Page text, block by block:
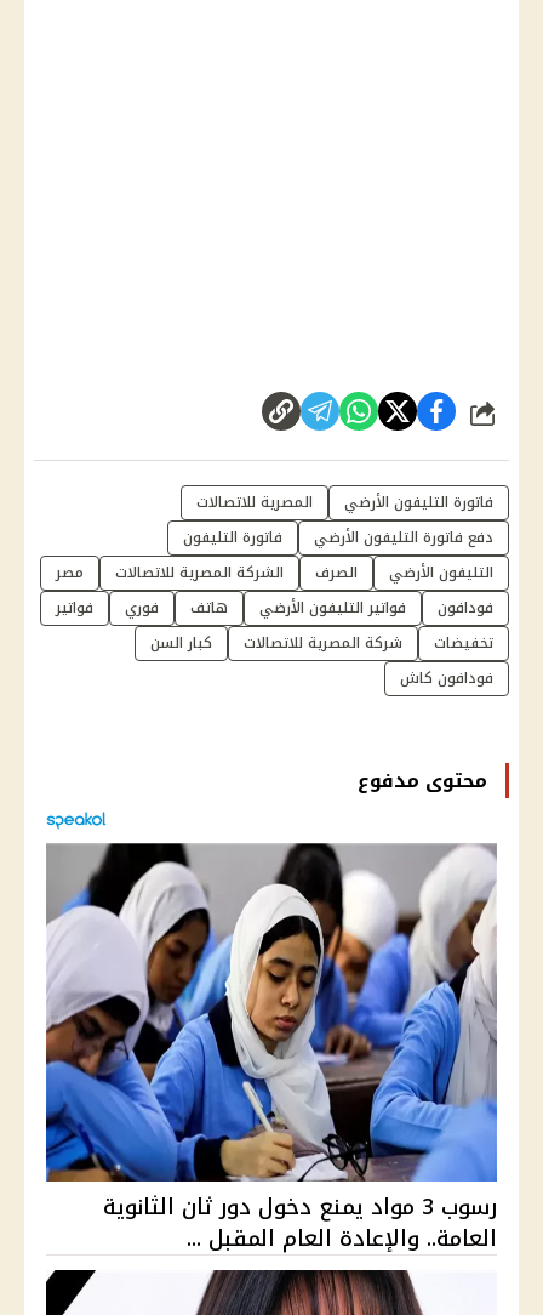
شارك
فاتورة التليفون الأرضي
المصرية للاتصالات
دفع فاتورة التليفون الأرضي
فاتورة التليفون
التليفون الأرضي
الصرف الشركة المصرية للاتصالات
مصر
فودافون
فواتير التليفون الأرضي هاتف فوري
فواتير
تخفيضات
شركة المصرية للاتصالات
كبار السن
فودافون كاش
محتوى مدفوع
رسوب 3 مواد يمنع دخول دور ثان الثانوية
العامة.. والإعادة العام المقبل ...